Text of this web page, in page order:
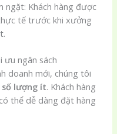
ngặt: Khách hàng được
tế trước khi xưởng
ưu ngân sách
doanh mới, chúng tôi
lượng ít. Khách hàng
thể dễ dàng đặt hàng